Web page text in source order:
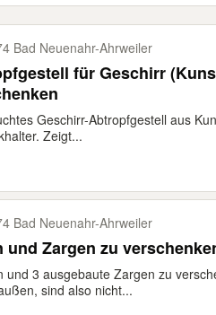
Bad Neuenahr-Ahrweiler
für Geschirr
Geschirr-Abtropfgestell aus
Zeigt...
Bad Neuenahr-Ahrweiler
und Zargen zu
und 3 ausgebaute Zargen zu
sind also nicht...